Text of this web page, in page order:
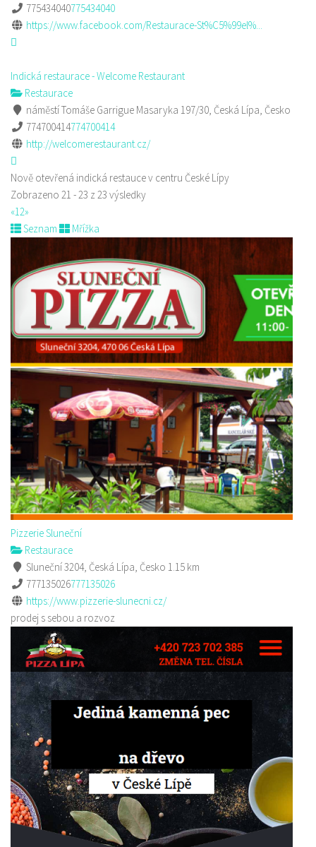
775434040775434040
https://www.facebook.com/Restaurace-St%C5%99el%...
Indická restaurace - Welcome Restaurant
Restaurace
náměstí Tomáše Garrigue Masaryka 197/30, Česká Lípa, Česko
774700414774700414
http://welcomerestaurant.cz/
Nově otevřená indická restauce v centru České Lípy
Zobrazeno 21 - 23 z 23 výsledky
«12»
Seznam
Mřížka
Pizzerie Sluneční
Restaurace
Sluneční 3204, Česká Lípa, Česko 1.15 km
777135026777135026
https://www.pizzerie-slunecni.cz/
prodej s sebou a rozvoz